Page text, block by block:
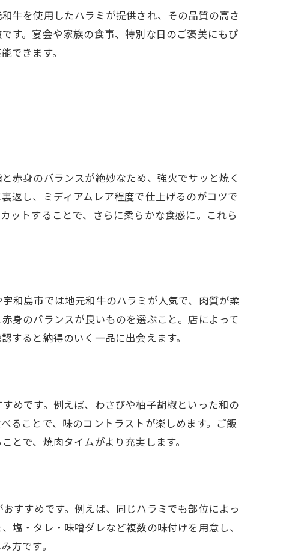
牛を使用したハラミが提供され、その品質の高さ
す。宴会や家族の食事、特別な日のご褒美にもぴ
できます。
赤身のバランスが絶妙なため、強火でサッと焼く
返し、ミディアムレア程度で仕上げるのがコツで
ットすることで、さらに柔らかな食感に。これら
和島市では地元和牛のハラミが人気で、肉質が柔
身のバランスが良いものを選ぶこと。店によって
すると納得のいく一品に出会えます。
めです。例えば、わさびや柚子胡椒といった和の
ることで、味のコントラストが楽しめます。ご飯
とで、焼肉タイムがより充実します。
すすめです。例えば、同じハラミでも部位によっ
塩・タレ・味噌ダレなど複数の味付けを用意し、
方です。